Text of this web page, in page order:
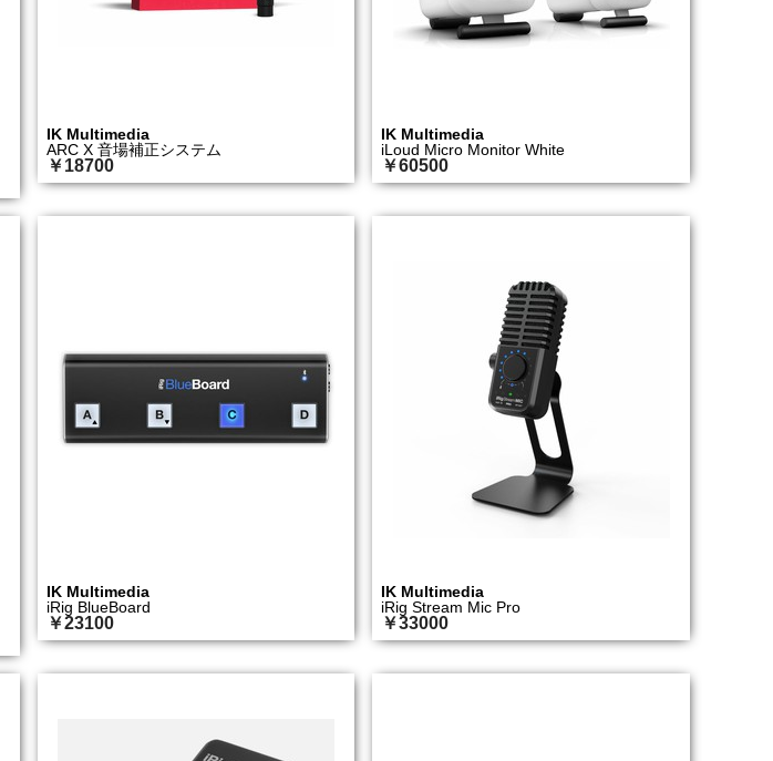
IK Multimedia
ARC X 音場補正システム
￥18700
IK Multimedia
iLoud Micro Monitor White
￥60500
IK Multimedia
iRig BlueBoard
￥23100
IK Multimedia
iRig Stream Mic Pro
￥33000